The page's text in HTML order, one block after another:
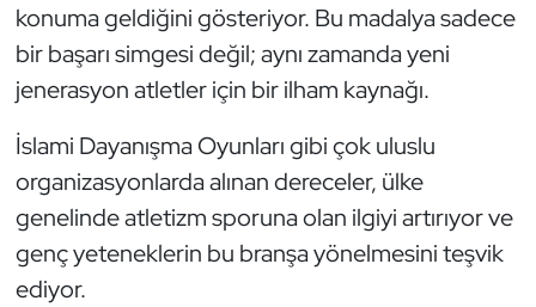
konuma geldiğini gösteriyor. Bu madalya sadece
bir başarı simgesi değil; aynı zamanda yeni
jenerasyon atletler için bir ilham kaynağı.
İslami Dayanışma Oyunları gibi çok uluslu
organizasyonlarda alınan dereceler, ülke
genelinde atletizm sporuna olan ilgiyi artırıyor ve
genç yeteneklerin bu branşa yönelmesini teşvik
ediyor.
Okçuluk
Optimist
Oryantiring
Özel Sporcular
Paralimpik